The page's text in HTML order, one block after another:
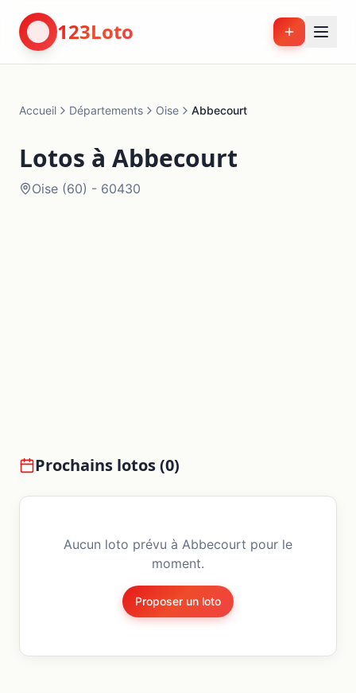
123Loto
Accueil Départements Oise Abbecourt
Lotos à Abbecourt
Oise (60) - 60430
Prochains lotos (0)
Aucun loto prévu à Abbecourt pour le
moment.
Proposer un loto